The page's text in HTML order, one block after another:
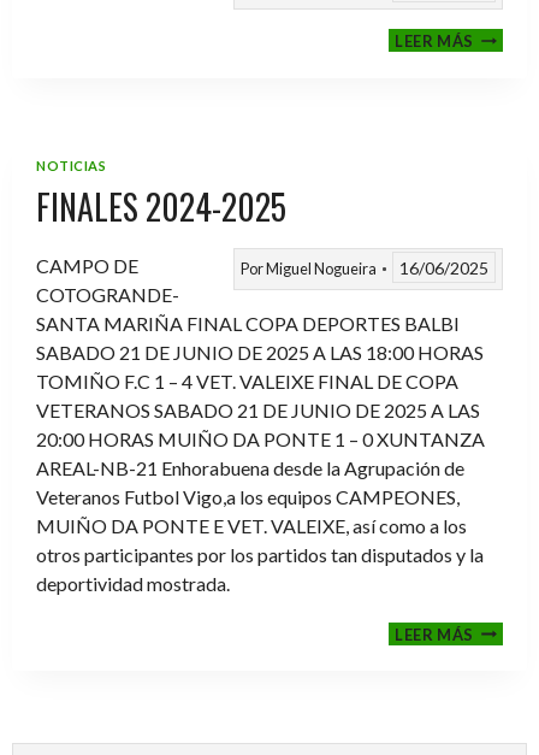
LEER MÁSVI
NOTICIAS
FINALES 2024-2025
PorMiguel Nogueira 16/06/2025
CAMPO DE
COTOGRANDE-
SANTA MARIÑA FINAL COPA DEPORTES BALBI
SABADO 21 DE JUNIO DE 2025 A LAS 18:00 HORAS
TOMIÑO F.C 1 – 4 VET. VALEIXE FINAL DE COPA
VETERANOS SABADO 21 DE JUNIO DE 2025 A LAS
20:00 HORAS MUIÑO DA PONTE 1 – 0 XUNTANZA
AREAL-NB-21 Enhorabuena desde la Agrupación de
Veteranos Futbol Vigo,a los equipos CAMPEONES,
MUIÑO DA PONTE E VET. VALEIXE, así como a los
otros participantes por los partidos tan disputados y la
deportividad mostrada.
LEER MÁS
2024-